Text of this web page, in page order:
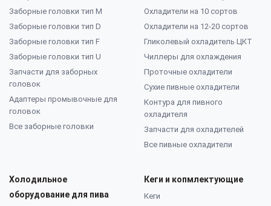
Заборные головки тип M
Заборные головки тип D
Заборные головки тип F
Заборные головки тип U
Запчасти для заборных
головок
Адаптеры промывочные для
головок
Все заборные головки
Охладители на 10 сортов
Охладители на 12-20 сортов
Гликолевый охладитель ЦКТ
Чиллеры для охлаждения
Проточные охладители
Сухие пивные охладители
Контура для пивного
охладителя
Запчасти для охладителей
Все пивные охладители
Холодильное
оборудование для пива
Кеги и копмлектующие
Кеги